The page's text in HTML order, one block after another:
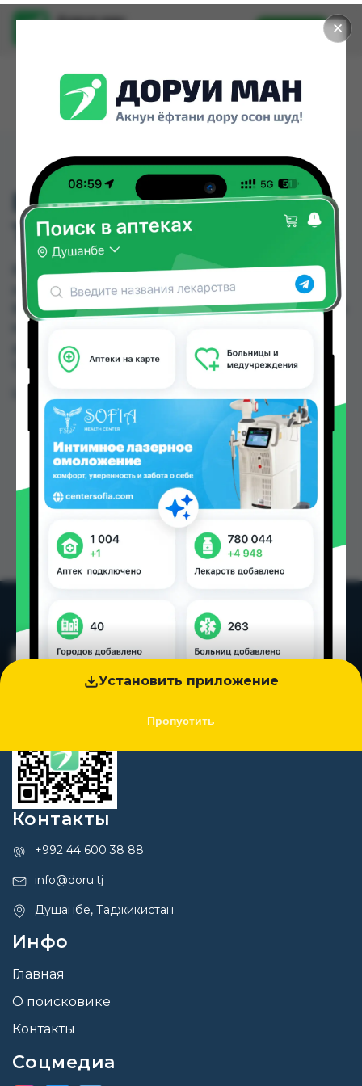
✕
Установить приложение
Пропустить
Доруи ман
Установить
ВИТРУМ ЭНЕРДЖИ
ТАБ. №30
ВИТРУМ ЭНЕРДЖИ ТАБ. №30 можно купить или
заказать в аптеках, Авиценна, Аптека Нур (Nur),
Ватан №1, Ватан №2, Дору Фарм №2, Дору Фарм
до 190.00 TJS в Душанбе и других городах
Таджикистана
Контакты
+992 44 600 38 88
info@doru.tj
Душанбе, Таджикистан
Инфо
Главная
О поисковике
Контакты
Соцмедиа